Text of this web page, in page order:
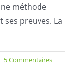
méthode
ses preuves. La
5 Commentaires